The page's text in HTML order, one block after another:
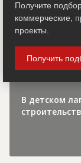
Городская хроника
В детском
Получите
коммерческие,
проекты.
Получить